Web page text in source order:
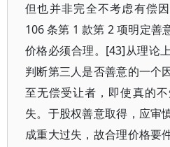
但也并非完全不考虑有偿
106 条第 1 款第 2 项明定善
价格必须合理。[43]从理论
判断第三人是否善意的一个
至无偿受让者，即使真的
失。于股权善意取得，应审
成重大过失，故合理价格要